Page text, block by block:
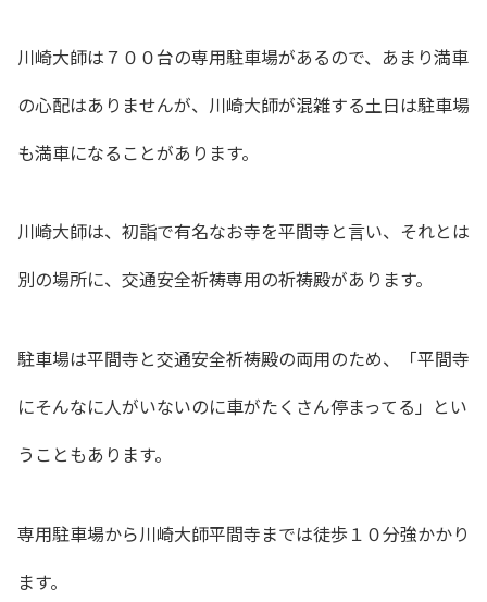
川崎大師は７００台の専用駐車場があるので、あまり満車
の心配はありませんが、 川崎大師が混雑する土日は駐車場
も満車になることがあります。
川崎大師は、初詣で有名なお寺を平間寺と言い、それとは
別の場所に、交通安全祈祷専用の祈祷殿があります。
駐車場は平間寺と交通安全祈祷殿の両用のため、「平間寺
にそんなに人がいないのに車がたくさん停まってる」とい
うこともあります。
専用駐車場から川崎大師平間寺までは徒歩１０分強かかり
ます。